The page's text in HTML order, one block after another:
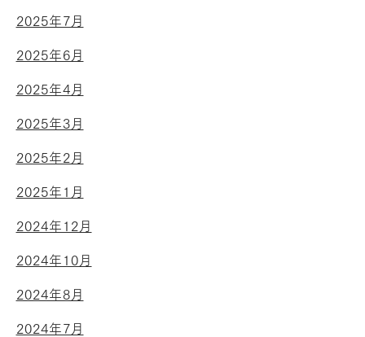
2025年7月
2025年6月
2025年4月
2025年3月
2025年2月
2025年1月
2024年12月
2024年10月
2024年8月
2024年7月